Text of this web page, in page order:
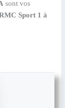
sont vos
Sport 1 à